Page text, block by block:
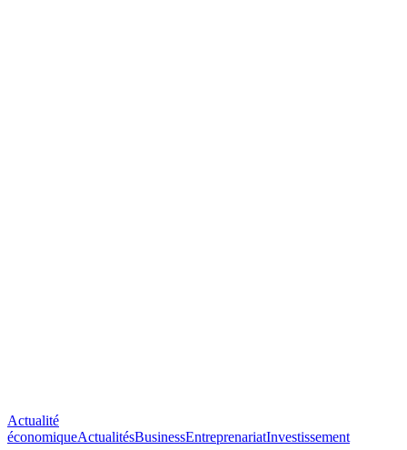
Actualité
économiqueActualitésBusinessEntreprenariatInvestissement